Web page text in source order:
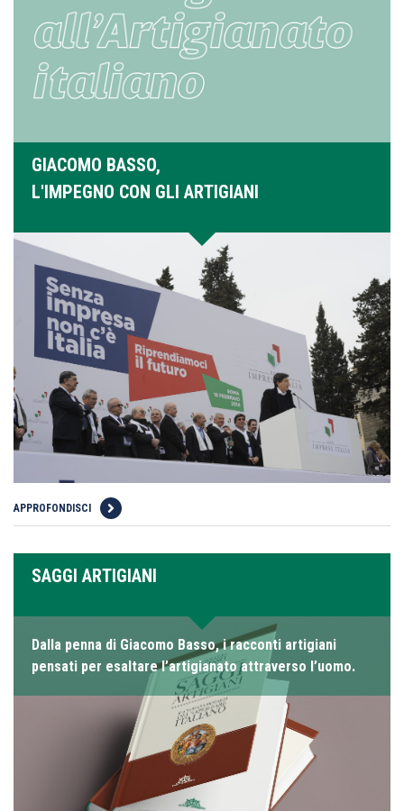
GIACOMO BASSO,
L'IMPEGNO CON GLI ARTIGIANI
APPROFONDISCI
SAGGI ARTIGIANI
Dalla penna di Giacomo Basso, i racconti artigiani
pensati per esaltare l’artigianato attraverso l’uomo.